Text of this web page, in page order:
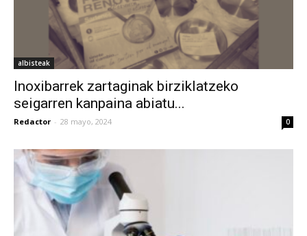
albisteak
Inoxibarrek zartaginak birziklatzeko
seigarren kanpaina abiatu...
Redactor - 28 mayo, 2024 0